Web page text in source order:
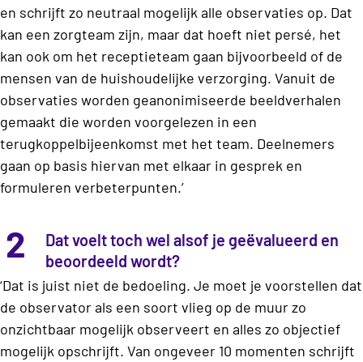
en schrijft zo neutraal mogelijk alle observaties op. Dat
kan een zorgteam zijn, maar dat hoeft niet persé, het
kan ook om het receptieteam gaan bijvoorbeeld of de
mensen van de huishoudelijke verzorging. Vanuit de
observaties worden geanonimiseerde beeldverhalen
gemaakt die worden voorgelezen in een
terugkoppelbijeenkomst met het team. Deelnemers
gaan op basis hiervan met elkaar in gesprek en
formuleren verbeterpunten.’
2
Dat voelt toch wel alsof je geëvalueerd en
beoordeeld wordt?
‘Dat is juist niet de bedoeling. Je moet je voorstellen dat
de observator als een soort vlieg op de muur zo
onzichtbaar mogelijk observeert en alles zo objectief
mogelijk opschrijft. Van ongeveer 10 momenten schrijft